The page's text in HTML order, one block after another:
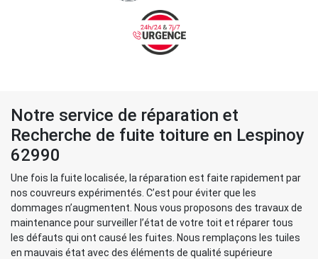
Notre service de réparation et
Recherche de fuite toiture en Lespinoy
62990
Une fois la fuite localisée, la réparation est faite rapidement par
nos couvreurs expérimentés. C’est pour éviter que les
dommages n’augmentent. Nous vous proposons des travaux de
maintenance pour surveiller l’état de votre toit et réparer tous
les défauts qui ont causé les fuites. Nous remplaçons les tuiles
en mauvais état avec des éléments de qualité supérieure